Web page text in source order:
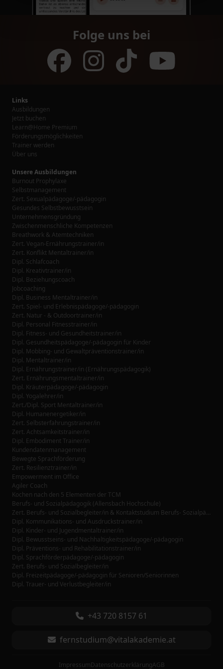
Folge uns bei
Links
Ausbildungen
Jetzt buchen
Learn@Home Premium
Förderungsmöglichkeiten
Trainer werden
Über uns
Unsere Ausbildungen
Burnout Prophylaxe
Selbstmanagement
Zert. Sexualpädagoge/-pädagogin
Gesundes Selbstbewusstsein
Unternehmensgründung
Zwischenmenschliche Kompetenzen
Breathwork & Atemtechniken
Zert. Vegan-Ernährungstrainer/in
Zert. Konflikt Mentaltrainer/in
Dipl. Schlafcoach
Dipl. Kreativtrainer/in
Dipl. Beziehungscoach
Jobcoaching
Dipl. Business Mentaltrainer/in
Zert. Spiel- und Erlebnispädagoge/-pädagogin
Zert. Natur - & Outdoortrainer/in
Dipl. Personal Fitnesstrainer/in
Dipl. Fitness- und Gesundheitstrainer/in
Dipl. Gesundheitspädagoge/-pädagogin für Kinder
Dipl. Mobbing- und Gewaltpräventionstrainer/in
Dipl. Mentaltrainer/in
Dipl. Ernährungstrainer/in (Ernährungspädagogik)
Zert. Ernährungsmentaltrainer/in
Dipl. Kräuterpädagoge/-pädagogin
Dipl. Yogalehrer/in
Zert./Dipl. Sport Mentaltrainer/in
Dipl. Humanenergetiker/in
Zert. Selbsterfahrungstrainer/in
Zert. Achtsamkeitstrainer/in
Dipl. Embodiment Trainer/in
Kundendatenmanagement
Bewegte Sprachförderung
Zert. Resilienztrainer/in
Empowerment im Office
Agiler Coach
Kochen nach den 5 Elementen der TCM
Berufs- und Sozialpädagogik (Allensbach Hochschule)
Zert. Berufs- und Sozialbegleiter/in & Kontaktstudium Berufs- Sozialpädagogik (Allensbach Hochschule)
Dipl. Kommunikations- und Ausdruckstrainer/in
Dipl. Kinder- und Jugendmentaltrainer/in
Dipl. Bewusstseins- und Nachhaltigkeitspädagoge/-pädagogin
Dipl. Präventions- und Rehabilitationstrainer/in
Dipl. Sprachförderpädagoge/-pädagogin
Zert. Berufs- und Sozialbegleiter/in
Dipl. Freizeitpädagoge/-pädagogin für Senioren/Seniorinnen
Dipl. Trauer- und Verlustbegleiter/in
+43 720 8157 61
fernstudium@vitalakademie.at
ImpressumDatenschutzerklärungAGB